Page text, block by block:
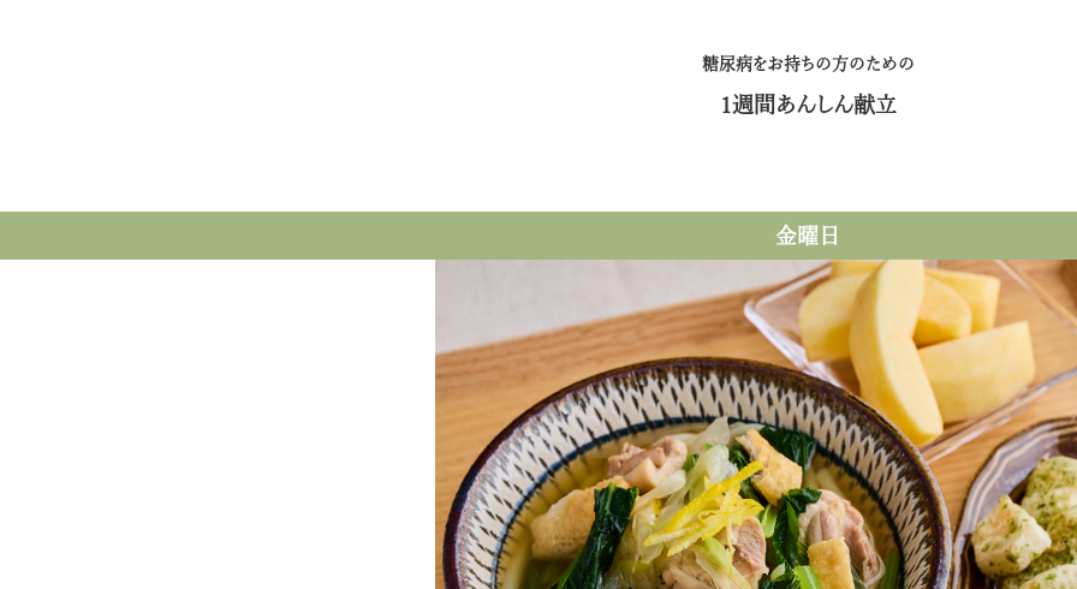
糖尿病をお持ちの方のための
1週間あんしん献立
金曜日